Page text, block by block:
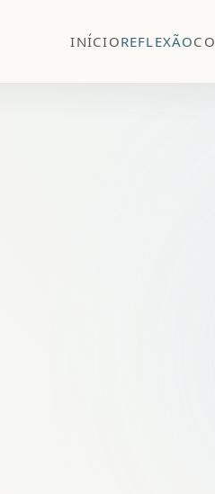
INÍCIOREFLEXÃO